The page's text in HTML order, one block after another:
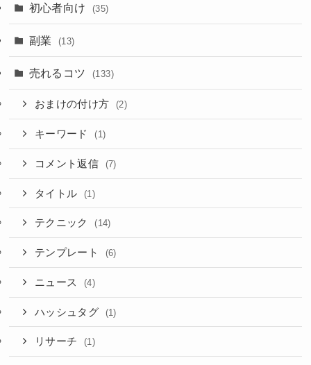
初心者向け (35)
副業 (13)
売れるコツ (133)
おまけの付け方 (2)
キーワード (1)
コメント返信 (7)
タイトル (1)
テクニック (14)
テンプレート (6)
ニュース (4)
ハッシュタグ (1)
リサーチ (1)